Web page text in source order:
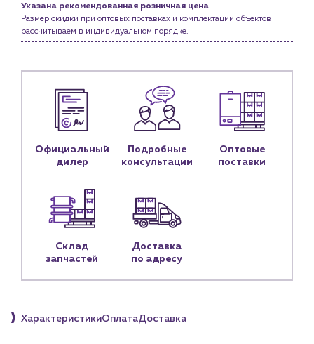
Блог
Контактные данные
Наши партнёры
Пн – пт: 9:00 – 18:00
г. Краснодар, ул. Российская, 63
Указана рекомендованная розничная цена
Размер скидки при оптовых поставках и комплектации объектов
рассчитываем в индивидуальном порядке.
Официальный
дилер
Подробные
консультации
Оптовые
поставки
Склад
запчастей
Доставка
по адресу
ХарактеристикиОплатаДоставка